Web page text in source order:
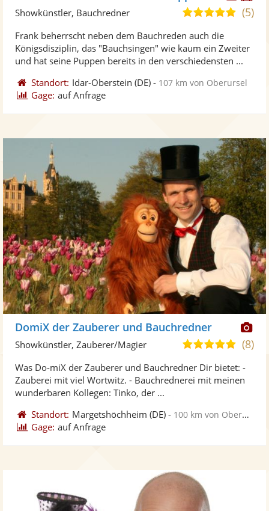
5,0(5)
Showkünstler, Bauchredner
Frank beherrscht neben dem Bauchreden auch die
Königsdisziplin, das "Bauchsingen" wie kaum ein Zweiter
und hat seine Puppen bereits in den verschiedensten ...
Standort: Idar-Oberstein (DE) - 107 km von Oberursel
Gage: auf Anfrage
DomiX der Zauberer und Bauchredner
5,0
5
(8)
Showkünstler, Zauberer/Magier
Was Do-miX der Zauberer und Bauchredner Dir bietet: -
Zauberei mit viel Wortwitz. - Bauchrednerei mit meinen
wunderbaren Kollegen: Tinko, der ...
Standort: Margetshöchheim (DE) - 100 km von Oberursel
Gage: auf Anfrage